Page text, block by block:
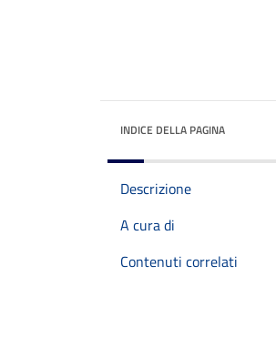
INDICE DELLA PAGINA
Descrizione
A cura di
Contenuti correlati